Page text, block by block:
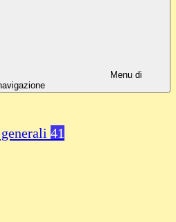
Menu di
41